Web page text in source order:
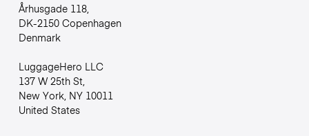
Århusgade 118,
DK-2150 Copenhagen
Denmark
LuggageHero LLC
137 W 25th St,
New York, NY 10011
United States